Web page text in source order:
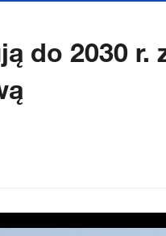
do 2030